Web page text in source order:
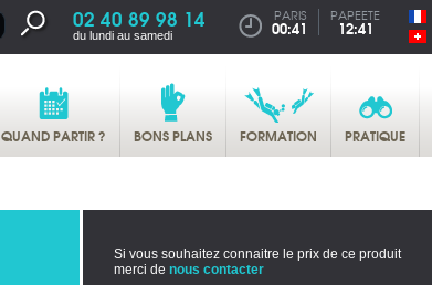
02 40 89 98 14
du lundi au samedi
PARIS
00:41
PAPEETE
12:41
QUAND PARTIR ? BONS PLANS FORMATION PRATIQUE
Si vous souhaitez connaitre le prix de ce produit
merci de nous contacter